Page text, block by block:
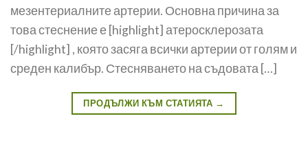
мезентериалните артерии. Основна причина за
това стеснение е [highlight] атеросклерозата
[/highlight] , която засяга всички артерии от голям и
среден калибър. Стесняването на съдовата […]
ПРОДЪЛЖИ КЪМ СТАТИЯТА →